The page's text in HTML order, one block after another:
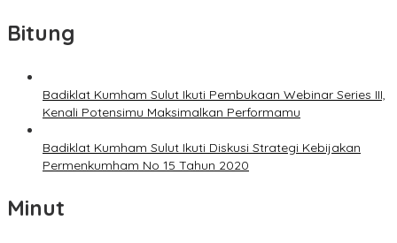
Bitung
Badiklat Kumham Sulut Ikuti Pembukaan Webinar Series III,
Kenali Potensimu Maksimalkan Performamu
Badiklat Kumham Sulut Ikuti Diskusi Strategi Kebijakan
Permenkumham No 15 Tahun 2020
Minut